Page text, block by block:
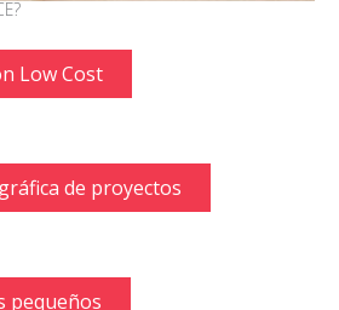
Low Cost
de proyectos
pequeños